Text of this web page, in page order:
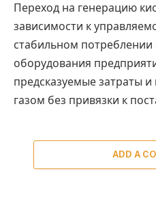
Переход на генерацию
зависимости к
стабильном
оборудования
предсказуемые затраты
газом без привязки к
ADD A